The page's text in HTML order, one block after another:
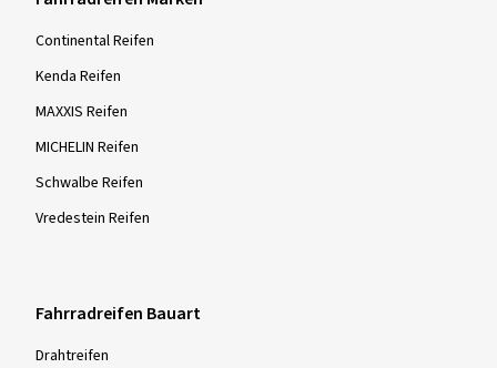
Continental Reifen
Kenda Reifen
MAXXIS Reifen
MICHELIN Reifen
Schwalbe Reifen
Vredestein Reifen
Fahrradreifen Bauart
Drahtreifen